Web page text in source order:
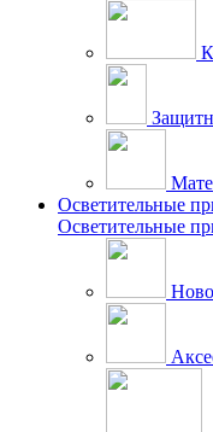
Осветительные
Осветительные